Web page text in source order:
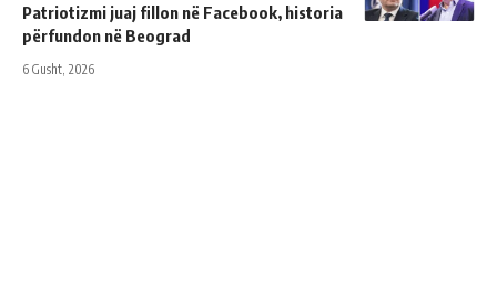
Patriotizmi juaj fillon në Facebook, historia
përfundon në Beograd
6 Gusht, 2026